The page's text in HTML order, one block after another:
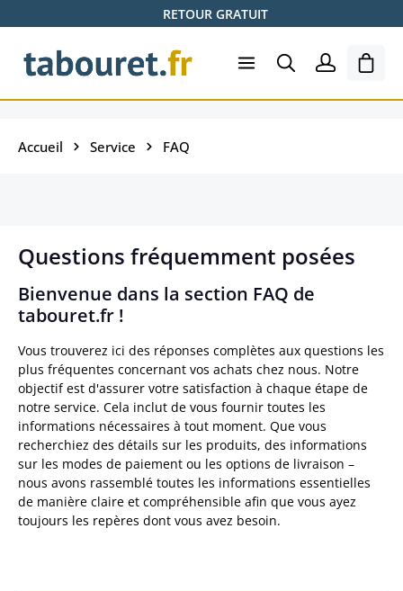
Passer au contenu principalRETOUR GRATUIT
Le
Accueil Service FAQ
Questions fréquemment posées
Bienvenue dans la section FAQ de
tabouret.fr !
Vous trouverez ici des réponses complètes aux questions les
plus fréquentes concernant vos achats chez nous. Notre
objectif est d'assurer votre satisfaction à chaque étape de
notre service. Cela inclut de vous fournir toutes les
informations nécessaires à tout moment. Que vous
recherchiez des détails sur les produits, des informations
sur les modes de paiement ou les options de livraison –
nous avons rassemblé toutes les informations essentielles
de manière claire et compréhensible afin que vous ayez
toujours les repères dont vous avez besoin.